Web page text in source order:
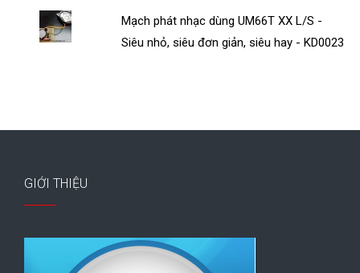
Mạch phát nhạc dùng UM66T XX L/S -
Siêu nhỏ, siêu đơn giản, siêu hay - KD0023
GIỚI THIỆU